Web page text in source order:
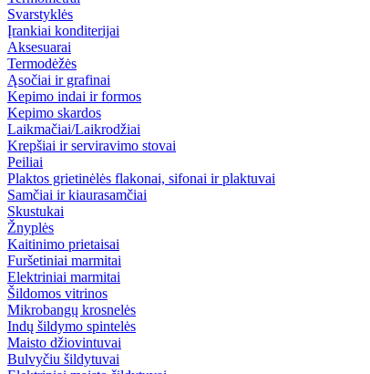
Svarstyklės
Įrankiai konditerijai
Aksesuarai
Termodėžės
Ąsočiai ir grafinai
Kepimo indai ir formos
Kepimo skardos
Laikmačiai/Laikrodžiai
Krepšiai ir serviravimo stovai
Peiliai
Plaktos grietinėlės flakonai, sifonai ir plaktuvai
Samčiai ir kiaurasamčiai
Skustukai
Žnyplės
Kaitinimo prietaisai
Furšetiniai marmitai
Elektriniai marmitai
Šildomos vitrinos
Mikrobangų krosnelės
Indų šildymo spintelės
Maisto džiovintuvai
Bulvyčiu šildytuvai